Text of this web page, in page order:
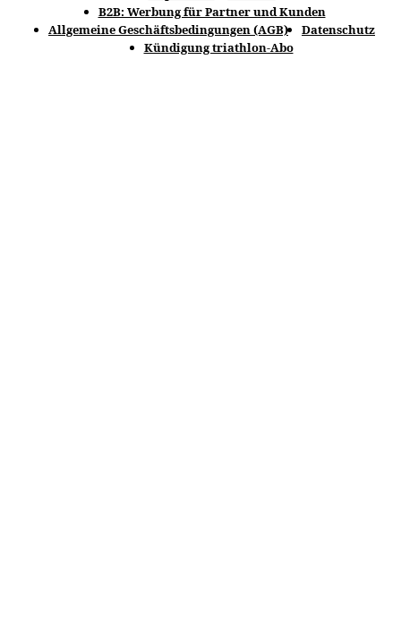
B2B: Werbung für Partner und Kunden
Allgemeine Geschäftsbedingungen (AGB)
Datenschutz
Kündigung triathlon-Abo